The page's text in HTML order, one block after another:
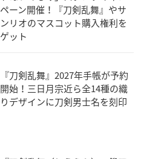
ペーン開催！『刀剣乱舞』やサ
ンリオのマスコット購入権利を
ゲット
『刀剣乱舞』2027年手帳が予約
開始！三日月宗近ら全14種の織
りデザインに刀剣男士名を刻印